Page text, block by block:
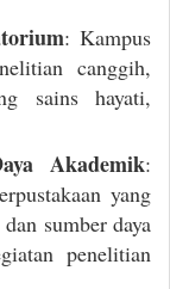
: Kampus
canggih,
sains hayati,
Akademik:
yang
sumber daya
penelitian